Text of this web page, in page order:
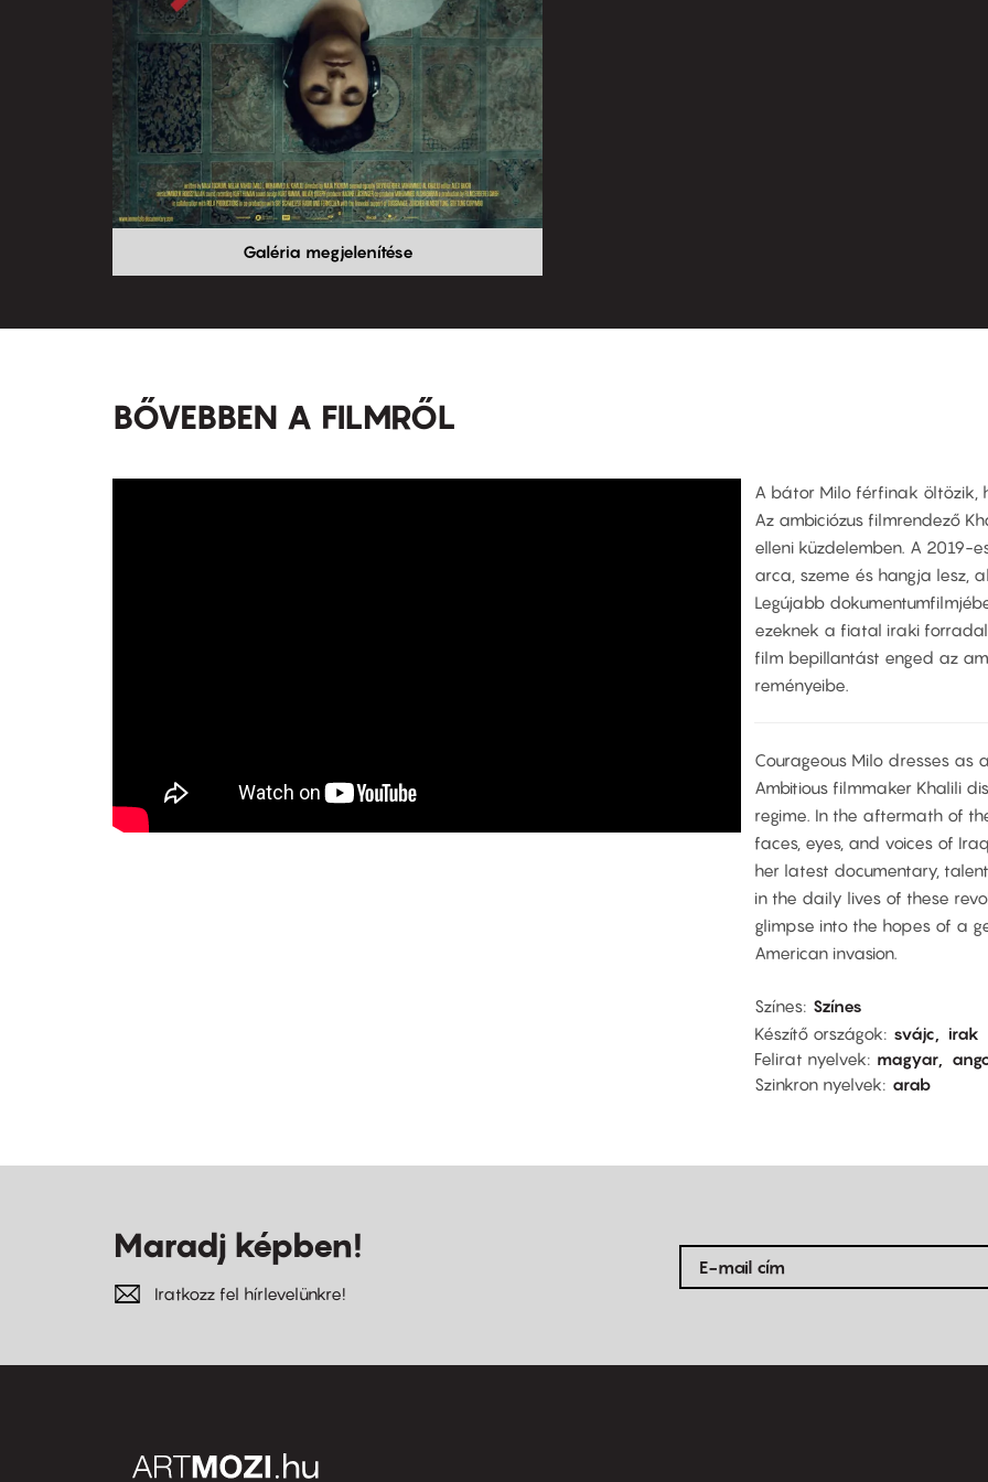
Galéria megjelenítése
BŐVEBBEN A FILMRŐL
A bátor Milo férfinak öltözik,
Az ambiciózus filmrendező
elleni küzdelemben. A 2019-
arca, szeme és hangja lesz,
Legújabb
ezeknek a fiatal iraki
film bepillantást enged az
reményeibe.
Courageous Milo dresses as
Ambitious filmmaker Khalili
regime. In the aftermath of
faces, eyes, and voices of
her latest documentary,
in the daily lives of these
glimpse into the hopes of a
American invasion.
Színes Színes
Készítő országok
svájc
irak
Felirat nyelvek
magyar
Szinkron nyelvek
arab
Maradj képben!
Iratkozz fel hírlevelünkre!